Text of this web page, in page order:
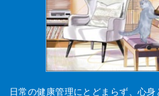
日常の健康管理にとどまらず、心